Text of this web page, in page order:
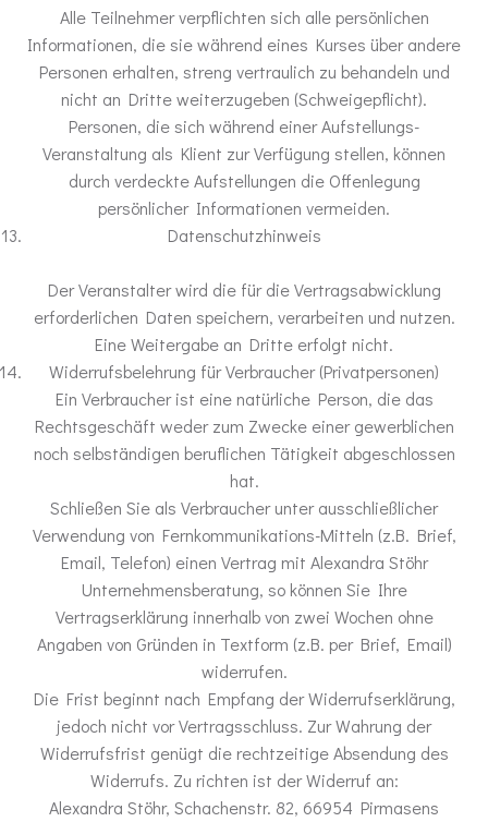
Alle Teilnehmer verpflichten sich alle persönlichen
Informationen, die sie während eines Kurses über andere
Personen erhalten, streng vertraulich zu behandeln und
nicht an Dritte weiterzugeben (Schweigepflicht).
Personen, die sich während einer Aufstellungs-
Veranstaltung als Klient zur Verfügung stellen, können
durch verdeckte Aufstellungen die Offenlegung
persönlicher Informationen vermeiden.
Datenschutzhinweis
Der Veranstalter wird die für die Vertragsabwicklung
erforderlichen Daten speichern, verarbeiten und nutzen.
Eine Weitergabe an Dritte erfolgt nicht.
Widerrufsbelehrung für Verbraucher (Privatpersonen)
Ein Verbraucher ist eine natürliche Person, die das
Rechtsgeschäft weder zum Zwecke einer gewerblichen
noch selbständigen beruflichen Tätigkeit abgeschlossen
hat.
Schließen Sie als Verbraucher unter ausschließlicher
Verwendung von Fernkommunikations-Mitteln (z.B. Brief,
Email, Telefon) einen Vertrag mit Alexandra Stöhr
Unternehmensberatung, so können Sie Ihre
Vertragserklärung innerhalb von zwei Wochen ohne
Angaben von Gründen in Textform (z.B. per Brief, Email)
widerrufen.
Die Frist beginnt nach Empfang der Widerrufserklärung,
jedoch nicht vor Vertragsschluss. Zur Wahrung der
Widerrufsfrist genügt die rechtzeitige Absendung des
Widerrufs. Zu richten ist der Widerruf an:
Alexandra Stöhr, Schachenstr. 82, 66954 Pirmasens